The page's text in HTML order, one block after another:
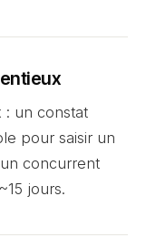
: un constat
pour saisir un
concurrent
jours.